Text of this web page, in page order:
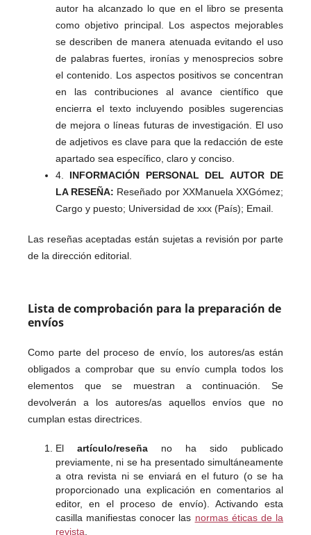
autor ha alcanzado lo que en el libro se presenta
como objetivo principal. Los aspectos mejorables
se describen de manera atenuada evitando el uso
de palabras fuertes, ironías y menosprecios sobre
el contenido. Los aspectos positivos se concentran
en las contribuciones al avance científico que
encierra el texto incluyendo posibles sugerencias
de mejora o líneas futuras de investigación. El uso
de adjetivos es clave para que la redacción de este
apartado sea específico, claro y conciso.
4. INFORMACIÓN PERSONAL DEL AUTOR DE
LA RESEÑA: Reseñado por XXManuela XXGómez;
Cargo y puesto; Universidad de xxx (País); Email.
Las reseñas aceptadas están sujetas a revisión por parte
de la dirección editorial.
Lista de comprobación para la preparación de
envíos
Como parte del proceso de envío, los autores/as están
obligados a comprobar que su envío cumpla todos los
elementos que se muestran a continuación. Se
devolverán a los autores/as aquellos envíos que no
cumplan estas directrices.
El artículo/reseña no ha sido publicado
previamente, ni se ha presentado simultáneamente
a otra revista ni se enviará en el futuro (o se ha
proporcionado una explicación en comentarios al
editor, en el proceso de envío). Activando esta
casilla manifiestas conocer las normas éticas de la
revista